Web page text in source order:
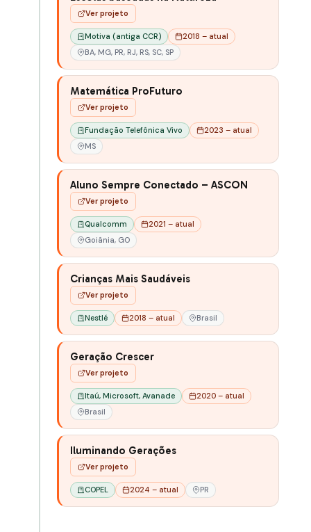
Ver projeto
Motiva (antiga CCR)
2018 – atual
BA, MG, PR, RJ, RS, SC, SP
Matemática ProFuturo
Ver projeto
Fundação Telefônica Vivo
2023 – atual
MS
Aluno Sempre Conectado – ASCON
Ver projeto
Qualcomm
2021 – atual
Goiânia, GO
Crianças Mais Saudáveis
Ver projeto
Nestlé 2018 – atual Brasil
Geração Crescer
Ver projeto
Itaú, Microsoft, Avanade
2020 – atual
Brasil
Iluminando Gerações
Ver projeto
COPEL 2024 – atual PR